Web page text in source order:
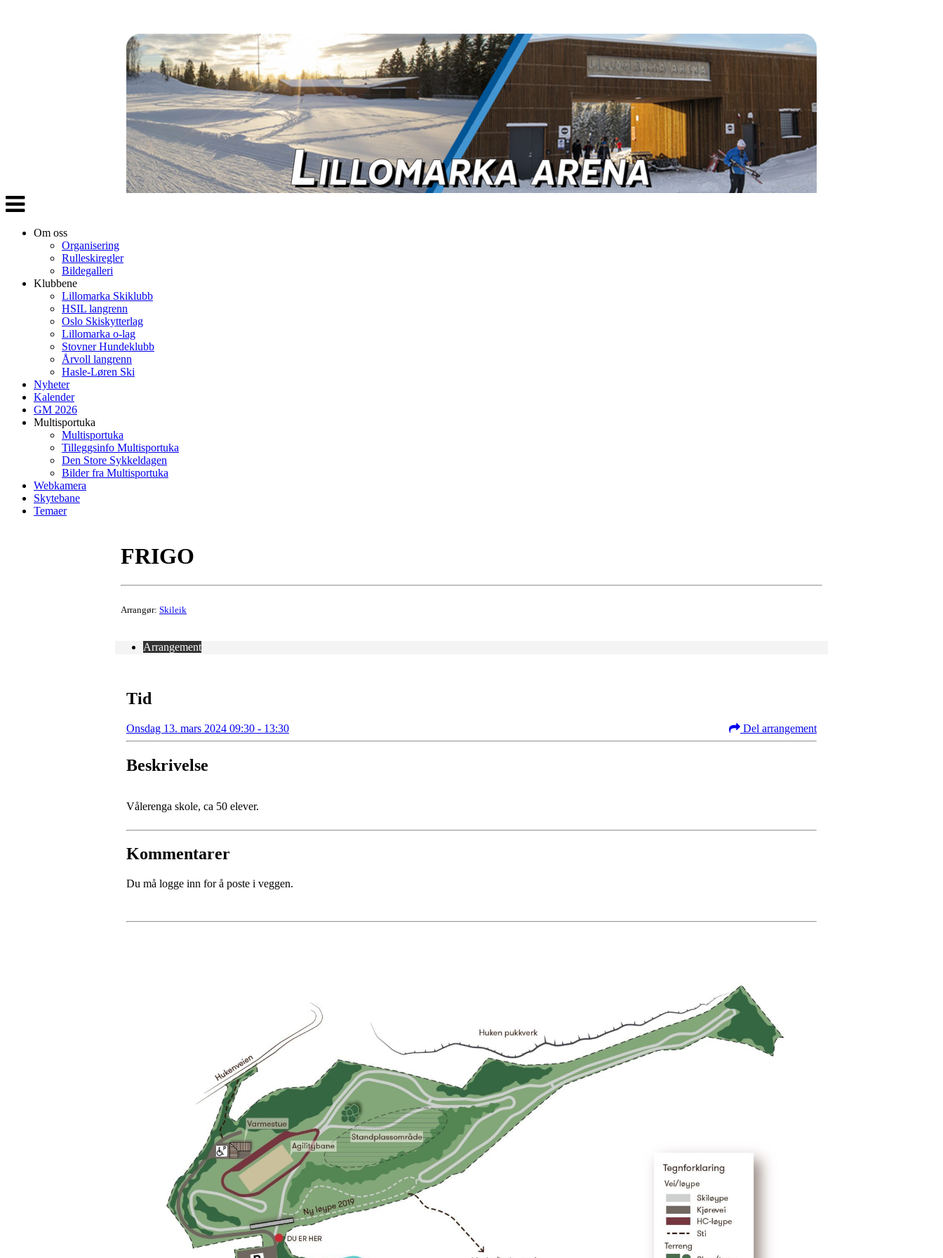
Veksle
navigasjon
Om oss
Organisering
Rulleskiregler
Bildegalleri
Klubbene
Lillomarka Skiklubb
HSIL langrenn
Oslo Skiskytterlag
Lillomarka o-lag
Stovner Hundeklubb
Årvoll langrenn
Hasle-Løren Ski
Nyheter
Kalender
GM 2026
Multisportuka
Multisportuka
Tilleggsinfo Multisportuka
Den Store Sykkeldagen
Bilder fra Multisportuka
Webkamera
Skytebane
Temaer
FRIGO
Arrangør: Skileik
Arrangement
Tid
Onsdag 13. mars 2024 09:30 - 13:30 Del arrangement
Beskrivelse
Vålerenga skole, ca 50 elever.
Kommentarer
Du må logge inn for å poste i veggen.